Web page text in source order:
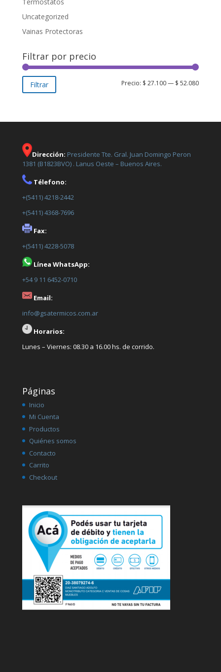
Uncategorized
Vainas Protectoras
Filtrar por precio
Precio
Precio
Filtrar Precio: $ 27.100— $ 52.080
Dirección: Presidente Tte. Gral. Juan Domingo Peron
1381 (B1823BVO) . Lanus Oeste – Buenos Aires.
Télefono:
+(5411) 4218-2442
+(5411) 4368-7696
Fax:
+(5411) 4228-5078
Línea WhatsApp:
+54 9 11 6452-0710
Email:
info@gsatermicos.com.ar
Horarios:
Lunes – Viernes: 08.30 a 16.00 hs. de corrido.
Páginas
Inicio
Mi Cuenta
Productos
Quiénes somos
Contacto
Carrito
Checkout